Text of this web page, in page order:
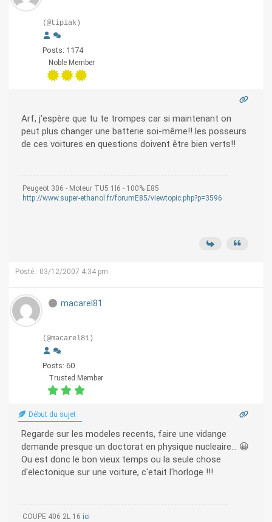
(@tipiak)
Posts: 1174
Noble Member
Arf, j'espère que tu te trompes car si maintenant on
peut plus changer une batterie soi-même!! les posseurs
de ces voitures en questions doivent être bien verts!!
Peugeot 306 - Moteur TU5 1l6 - 100% E85
http://www.super-ethanol.fr/forumE85/viewtopic.php?p=3596
Posté : 03/12/2007 4:34 pm
macarel81
(@macarel81)
Posts: 60
Trusted Member
Début du sujet
Regarde sur les modeles recents, faire une vidange
demande presque un doctorat en physique nucleaire... 😀
Ou est donc le bon vieux temps ou la seule chose
d'electonique sur une voiture, c'etait l'horloge !!!
COUPE 406 2L 16 ici